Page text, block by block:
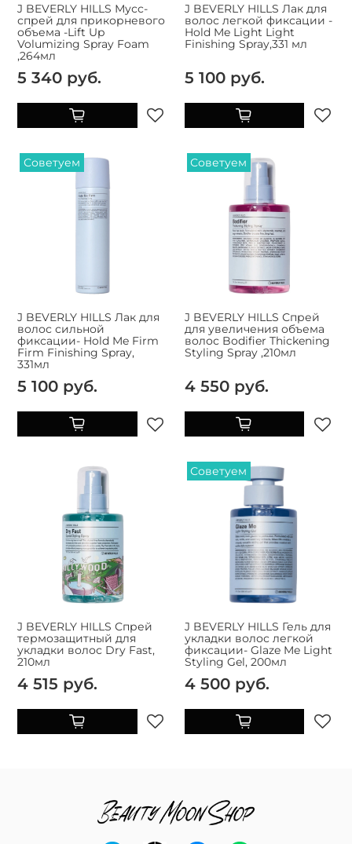
J BEVERLY HILLS Мусс-
спрей для прикорневого
объема -Lift Up
Volumizing Spray Foam
,264мл
5 340 руб.
J BEVERLY HILLS Лак для
волос легкой фиксации -
Hold Me Light Light
Finishing Spray,331 мл
5 100 руб.
Советуем
J BEVERLY HILLS Лак для
волос сильной
фиксации- Hold Me Firm
Firm Finishing Spray,
331мл
5 100 руб.
Советуем
J BEVERLY HILLS Спрей
для увеличения объема
волос Bodifier Thickening
Styling Spray ,210мл
4 550 руб.
J BEVERLY HILLS Спрей
термозащитный для
укладки волос Dry Fast,
210мл
4 515 руб.
Советуем
J BEVERLY HILLS Гель для
укладки волос легкой
фиксации- Glaze Me Light
Styling Gel, 200мл
4 500 руб.